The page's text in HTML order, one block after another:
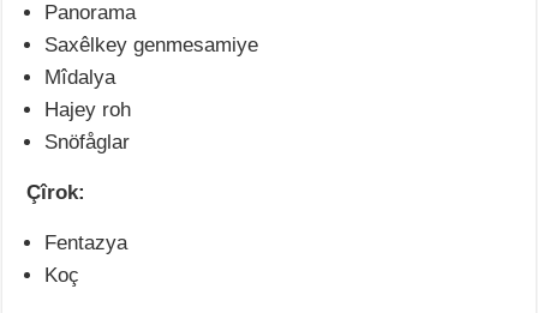
Panorama
Saxêlkey genmesamiye
Mîdalya
Hajey roh
Snöfåglar
Çîrok:
Fentazya
Koç